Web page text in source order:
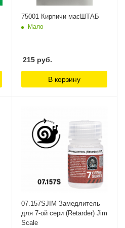
75001 Кирпичи масШТАБ
Мало
215 руб.
В корзину
07.157SJIM Замедлитель
для 7-ой сери (Retarder) Jim
Scale